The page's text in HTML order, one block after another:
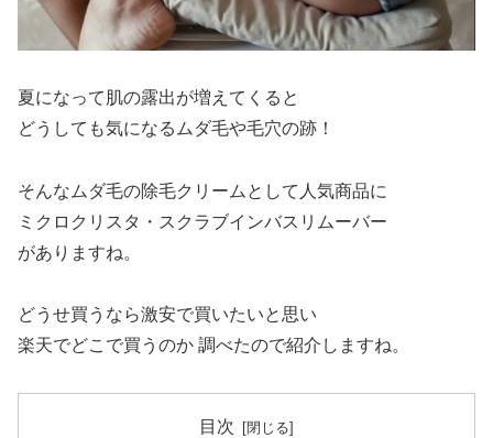
夏になって肌の露出が増えてくると
どうしても気になるムダ毛や毛穴の跡！
そんなムダ毛の除毛クリームとして人気商品に
ミクロクリスタ・スクラブインバスリムーバー
がありますね。
どうせ買うなら激安で買いたいと思い
楽天でどこで買うのか 調べたので紹介しますね。
目次